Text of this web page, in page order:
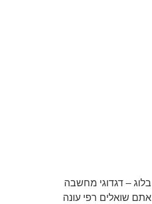
בלוג – דגדוגי מחשבה
אתם שואלים רפי עונה